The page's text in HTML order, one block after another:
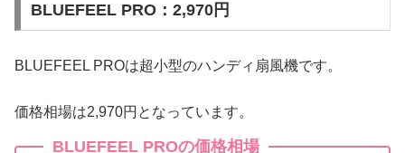
BLUEFEEL PRO：2,970円
BLUEFEEL PROは超小型のハンディ扇風機です。
価格相場は2,970円となっています。
BLUEFEEL PROの価格相場